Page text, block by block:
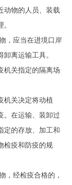
动物的人员、装载
，应当在进境口岸
离运输工具。
机关指定的隔离场
机关决定将动植
。在运输、装卸过
定的存放、加工和
检疫和防疫的规
，经检疫合格的，